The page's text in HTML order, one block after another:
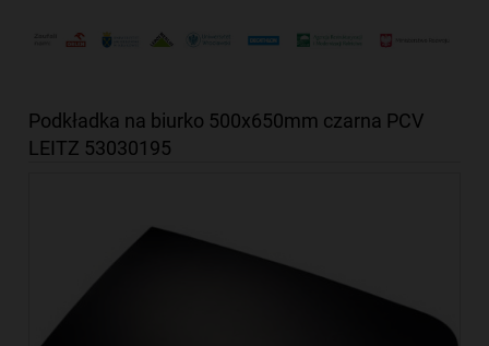
Podkładka na biurko 500x650mm czarna PCV
LEITZ 53030195